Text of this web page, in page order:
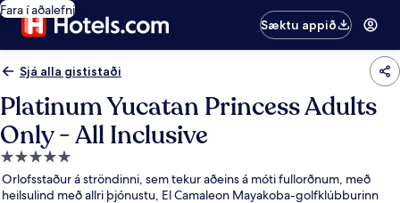
Fara í aðalefni
Sæktu appið
Sjá alla gististaði
Platinum Yucatan Princess Adults
Only - All Inclusive
5.0
stjörnu
gististaður
Orlofsstaður á ströndinni, sem tekur aðeins á móti fullorðnum, með
heilsulind með allri þjónustu, El Camaleon Mayakoba-golfklúbburinn